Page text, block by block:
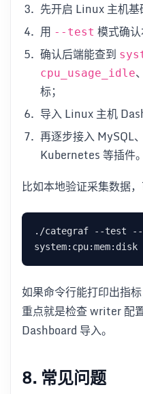
先开启 Linux 主机基
用 --test 模式确认
确认后端能查到
cpu_usage_idle、
标；
导入 Linux 主机
再逐步接入 MySQL
Kubernetes 等插件。
比如本地验证采集数据，
./categraf --test --
如果命令行能打印出指
重点就是检查 writer 配
Dashboard 导入。
8. 常见问题